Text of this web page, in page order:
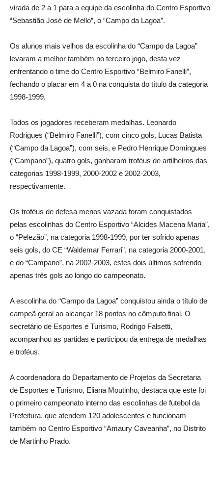
virada de 2 a 1 para a equipe da escolinha do Centro Esportivo
“Sebastião José de Mello”, o “Campo da Lagoa”.
Os alunos mais velhos da escolinha do “Campo da Lagoa”
levaram a melhor também no terceiro jogo, desta vez
enfrentando o time do Centro Esportivo “Belmiro Fanelli”,
fechando o placar em 4 a 0 na conquista do título da categoria
1998-1999.
Todos os jogadores receberam medalhas. Leonardo
Rodrigues (“Belmiro Fanelli”), com cinco gols, Lucas Batista
(“Campo da Lagoa”), com seis, e Pedro Henrique Domingues
(“Campano”), quatro gols, ganharam troféus de artilheiros das
categorias 1998-1999, 2000-2002 e 2002-2003,
respectivamente.
Os troféus de defesa menos vazada foram conquistados
pelas escolinhas do Centro Esportivo “Alcides Macena Maria”,
o “Pelezão”, na categoria 1998-1999, por ter sofrido apenas
seis gols, do CE “Waldemar Ferrari”, na categoria 2000-2001,
e do “Campano”, na 2002-2003, estes dois últimos sofrendo
apenas três gols ao longo do campeonato.
A escolinha do “Campo da Lagoa” conquistou ainda o título de
campeã geral ao alcançar 18 pontos no cômputo final. O
secretário de Esportes e Turismo, Rodrigo Falsetti,
acompanhou as partidas e participou da entrega de medalhas
e troféus.
A coordenadora do Departamento de Projetos da Secretaria
de Esportes e Turismo, Eliana Moutinho, destaca que este foi
o primeiro campeonato interno das escolinhas de futebol da
Prefeitura, que atendem 120 adolescentes e funcionam
também no Centro Esportivo “Amaury Caveanha”, no Distrito
de Martinho Prado.